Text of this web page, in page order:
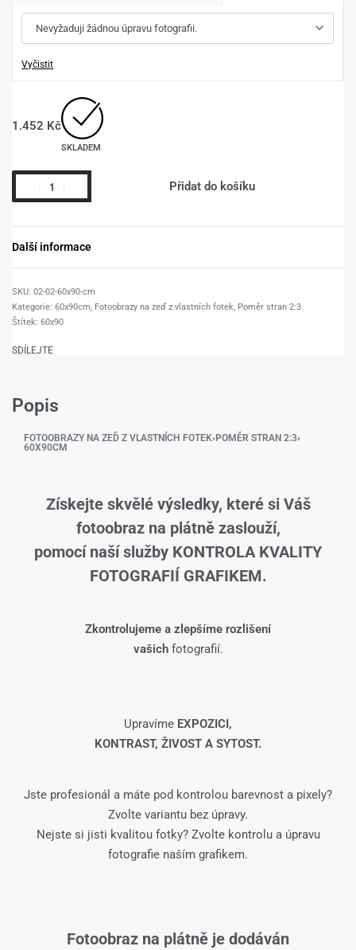
Vyčistit
1.452 Kč
SKLADEM
Přidat do košíku
Další informace
02-02-60x90-cm
Kategorie: 60x90cm, Fotoobrazy na zeď z vlastních fotek, Poměr stran 2:3
Štítek: 60x90
SDÍLEJTE
Popis
FOTOOBRAZY NA ZEĎ Z VLASTNÍCH FOTEK› POMĚR STRAN 2:3›
60X90CM
Získejte skvělé výsledky, které si Váš
fotoobraz na plátně zaslouží,
pomocí naší služby KONTROLA KVALITY
FOTOGRAFIÍ GRAFIKEM.
Zkontrolujeme a zlepšíme rozlišení
vašich fotografií.
Upravíme EXPOZICI,
KONTRAST, ŽIVOST A SYTOST.
Jste profesionál a máte pod kontrolou barevnost a pixely?
Zvolte variantu bez úpravy.
Nejste si jisti kvalitou fotky? Zvolte kontrolu a úpravu
fotografie naším grafikem.
Fotoobraz na plátně je dodáván